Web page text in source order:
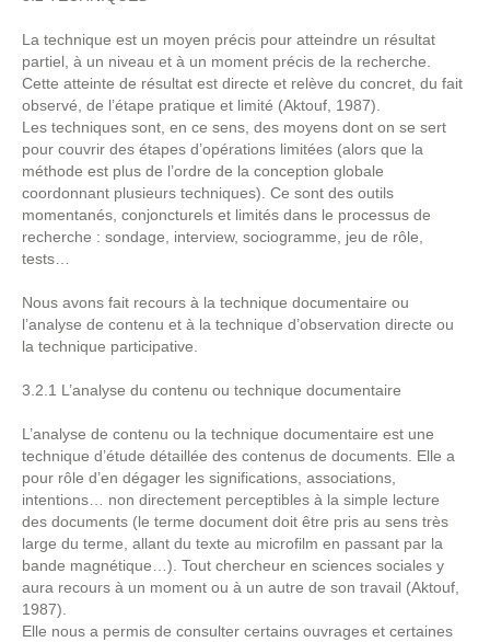
La technique est un moyen précis pour atteindre un résultat
partiel, à un niveau et à un moment précis de la recherche.
Cette atteinte de résultat est directe et relève du concret, du fait
observé, de l’étape pratique et limité (Aktouf, 1987).
Les techniques sont, en ce sens, des moyens dont on se sert
pour couvrir des étapes d’opérations limitées (alors que la
méthode est plus de l’ordre de la conception globale
coordonnant plusieurs techniques). Ce sont des outils
momentanés, conjoncturels et limités dans le processus de
recherche : sondage, interview, sociogramme, jeu de rôle,
tests…
Nous avons fait recours à la technique documentaire ou
l’analyse de contenu et à la technique d’observation directe ou
la technique participative.
3.2.1 L’analyse du contenu ou technique documentaire
L’analyse de contenu ou la technique documentaire est une
technique d’étude détaillée des contenus de documents. Elle a
pour rôle d’en dégager les significations, associations,
intentions… non directement perceptibles à la simple lecture
des documents (le terme document doit être pris au sens très
large du terme, allant du texte au microfilm en passant par la
bande magnétique…). Tout chercheur en sciences sociales y
aura recours à un moment ou à un autre de son travail (Aktouf,
1987).
Elle nous a permis de consulter certains ouvrages et certaines